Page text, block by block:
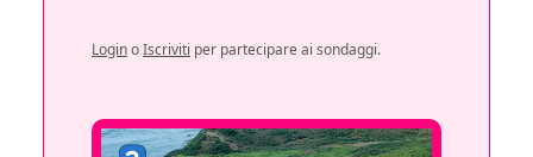
LoginoIscriviti per partecipare ai sondaggi.